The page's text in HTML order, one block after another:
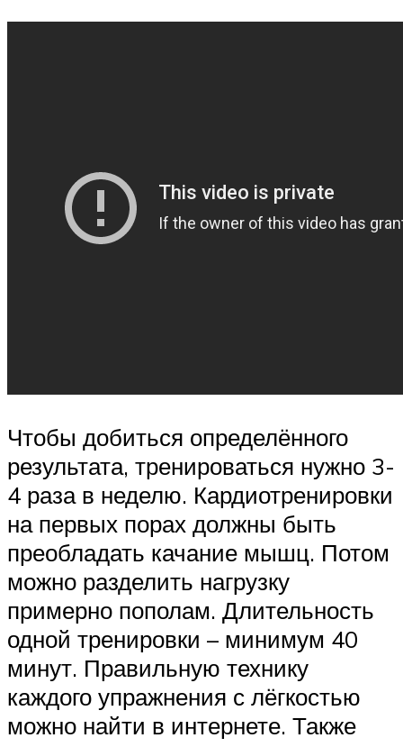
Чтобы добиться определённого
результата, тренироваться нужно 3-
4 раза в неделю. Кардиотренировки
на первых порах должны быть
преобладать качание мышц. Потом
можно разделить нагрузку
примерно пополам. Длительность
одной тренировки – минимум 40
минут. Правильную технику
каждого упражнения с лёгкостью
можно найти в интернете. Также